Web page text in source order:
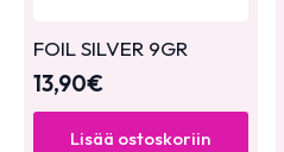
FOIL SILVER 9GR
13,90€
Lisää ostoskoriin